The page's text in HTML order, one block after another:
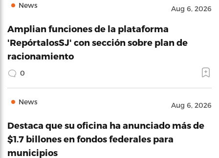
News Aug 6, 2026
Amplian funciones de la plataforma
'RepórtalosSJ' con sección sobre plan de
racionamiento
0
News Aug 6, 2026
Destaca que su oficina ha anunciado más de
$1.7 billones en fondos federales para
municipios